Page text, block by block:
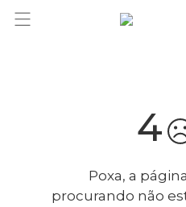
você merece 30% OFF pra
4
Poxa, a
procurando não